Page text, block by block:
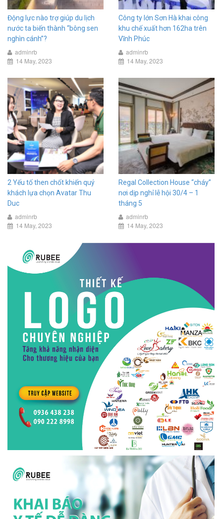
Động lực nào trợ giúp du lịch
nước ta biến thành “bông sen
nghìn cánh”?
adminrb
14 May, 2023
Công ty lớn Sơn Hà khai công
khu chế xuất hơn 162ha trên
Vĩnh Phúc
adminrb
14 May, 2023
2 Yếu tố then chốt khiến quý
khách lựa chọn Avatar Thu
Duc
adminrb
14 May, 2023
Regal Collection House “cháy”
nơi dịp nghỉ lễ hội 30/4 – 1
tháng 5
adminrb
14 May, 2023